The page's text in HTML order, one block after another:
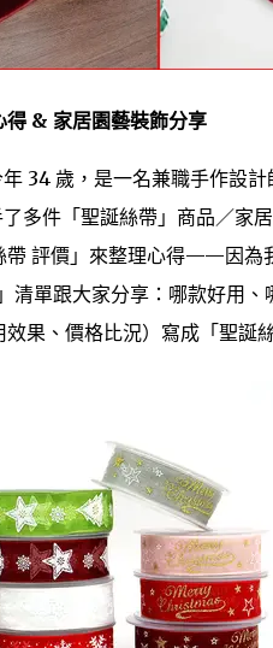
得 & 家居園藝裝飾分享
34 歲，是一名兼職手作設
多件「聖誕絲帶」商品／家
帶 評價」來整理心得——因為
清單跟大家分享：哪款好用
果、價格比況）寫成「聖誕